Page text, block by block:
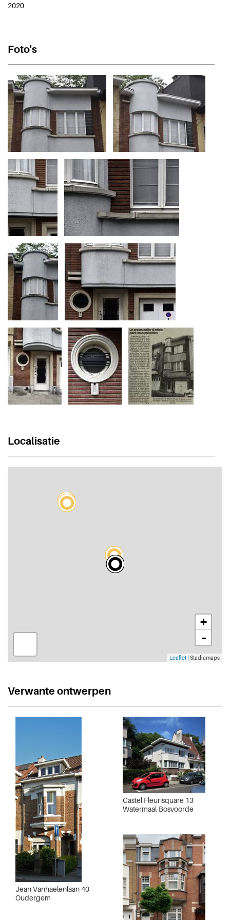
2020
Foto's
Localisatie
+
-
Leaflet | Stadiamaps
Verwante ontwerpen
Jean Vanhaelenlaan 40
Oudergem
Castel Fleurisquare 13
Watermaal-Bosvoorde